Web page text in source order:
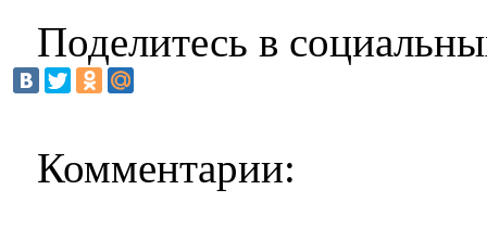
Поделитесь в
Комментарии: